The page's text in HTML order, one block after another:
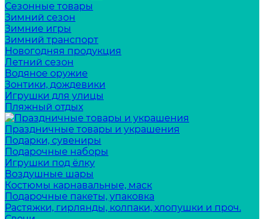
Сезонные товары
Зимний сезон
Зимние игры
Зимний транспорт
Новогодняя продукция
Летний сезон
Водяное оружие
Зонтики, дождевики
Игрушки для улицы
Пляжный отдых
Праздничные товары и украшения
Подарки, сувениры
Подарочные наборы
Игрушки под ёлку
Воздушные шары
Костюмы карнавальные, маск
Подарочные пакеты, упаковка
Растяжки, гирлянды, колпаки, хлопушки и проч.